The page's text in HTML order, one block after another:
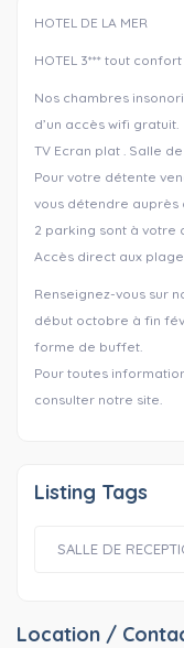
HOTEL DE LA MER
HOTEL 3*** tout confort
Nos chambres
d’un accès wifi gratuit.
TV Ecran plat . Salle de
Pour votre détente
vous détendre auprès
2 parking sont à votre
Accès direct aux
Renseignez-vous sur
début octobre à fin
forme de buffet.
Pour toutes
consulter notre site.
Listing Tags
SALLE DE
Location /